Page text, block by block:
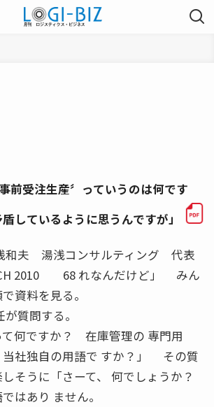
受注生産〞っていうのは何です
しているように思うんですが」
夫 湯浅コンサルティング 代表
2010 68 れなんだけど」 みん
資料を見る。
質問する。
何ですか？ 在庫管理の 専門用
社独自の用語で すか？」 その質
そうに「さーて、 何でしょうか？
はあり ません。